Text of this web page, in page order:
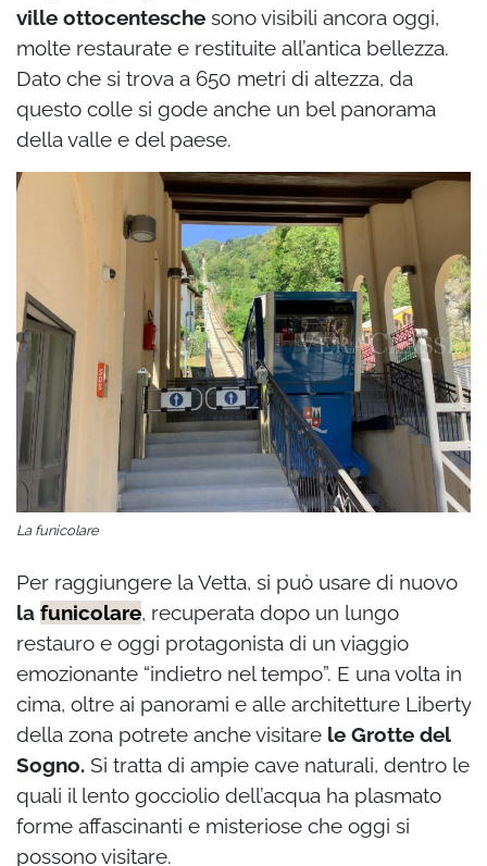
ville ottocentesche sono visibili ancora oggi,
molte restaurate e restituite all’antica bellezza.
Dato che si trova a 650 metri di altezza, da
questo colle si gode anche un bel panorama
della valle e del paese.
La funicolare
Per raggiungere la Vetta, si può usare di nuovo
la funicolare, recuperata dopo un lungo
restauro e oggi protagonista di un viaggio
emozionante “indietro nel tempo”. E una volta in
cima, oltre ai panorami e alle architetture Liberty
della zona potrete anche visitare le Grotte del
Sogno. Si tratta di ampie cave naturali, dentro le
quali il lento gocciolio dell’acqua ha plasmato
forme affascinanti e misteriose che oggi si
possono visitare.